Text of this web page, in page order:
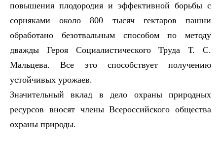
повышения плодородия и эффективной борьбы с
сорняками около 800 тысяч гектаров пашни
обработано безотвальным способом по методу
дважды Героя Социалистического Труда Т. С.
Мальцева. Все это способствует получению
устойчивых урожаев.
Значительный вклад в дело охраны природных
ресурсов вносят члены Всероссийского общества
охраны природы.